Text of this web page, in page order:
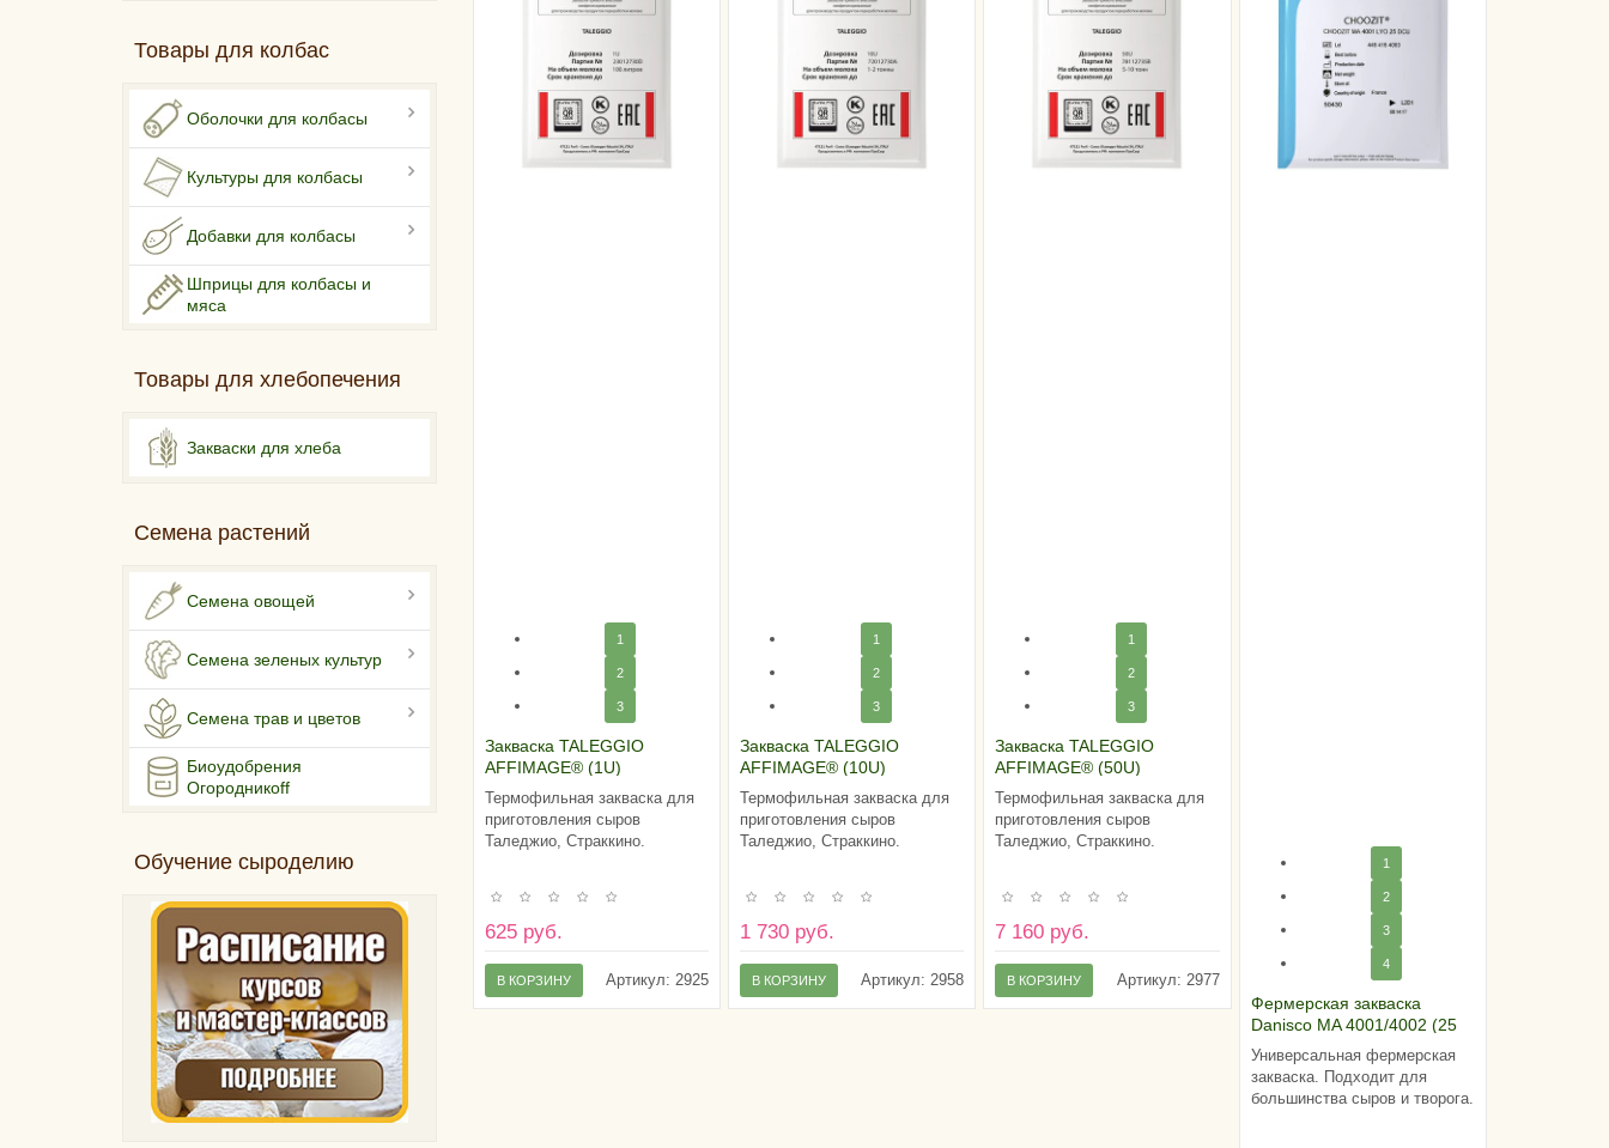
Товары для колбас
Оболочки для колбасы
Культуры для колбасы
Добавки для колбасы
Шприцы для колбасы и
мяса
Товары для хлебопечения
Закваски для хлеба
Семена растений
Семена овощей
Семена зеленых культур
Семена трав и цветов
Биоудобрения
Огородникоff
Обучение сыроделию
1
2
3
Закваска TALEGGIO
AFFIMAGE® (1U)
Термофильная закваска для
приготовления сыров
Таледжио, Страккино.
625 руб.
Артикул: 2925
В КОРЗИНУ
1
2
3
Закваска TALEGGIO
AFFIMAGE® (10U)
Термофильная закваска для
приготовления сыров
Таледжио, Страккино.
1 730 руб.
Артикул: 2958
В КОРЗИНУ
1
2
3
Закваска TALEGGIO
AFFIMAGE® (50U)
Термофильная закваска для
приготовления сыров
Таледжио, Страккино.
7 160 руб.
Артикул: 2977
В КОРЗИНУ
1
2
3
4
Фермерская закваска
Danisco MA 4001/4002 (25
DCU)
Универсальная фермерская
закваска. Подходит для
большинства сыров и творога.